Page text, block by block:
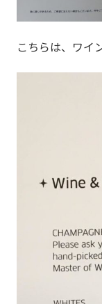
こちらは、ワイ